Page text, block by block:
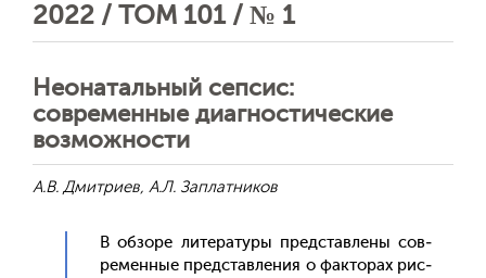
2022 / ТОМ 101 / № 1
Неонатальный сепсис:
современные диагностические
возможности
А.В. Дмитриев, А.Л. Заплатников
В об­зо­ре ли­тера­туры пред­став­ле­ны сов­
ре­мен­ные пред­став­ле­ния о фак­то­рах рис­